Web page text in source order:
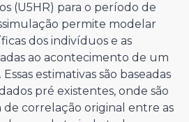
(U5HR) para o período de
permite modelar
dos indivíduos e as
ao acontecimento de um
estimativas são baseadas
pré existentes, onde são
correlação original entre as